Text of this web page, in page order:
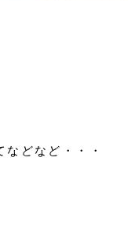
どなど・・・